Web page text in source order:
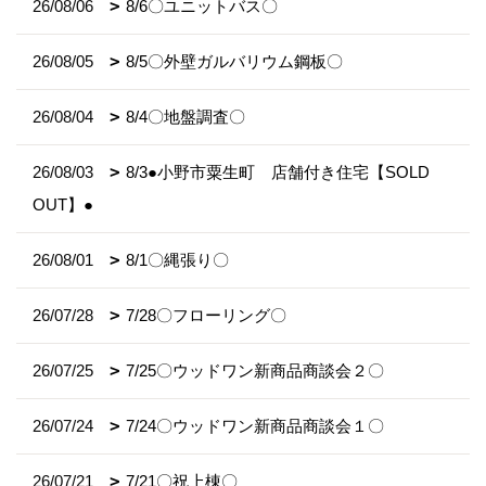
26/08/06 8/6〇ユニットバス〇
26/08/05 8/5〇外壁ガルバリウム鋼板〇
26/08/04 8/4〇地盤調査〇
26/08/03
8/3●小野市粟生町 店舗付き住宅【SOLD
OUT】●
26/08/01 8/1〇縄張り〇
26/07/28 7/28〇フローリング〇
26/07/25 7/25〇ウッドワン新商品商談会２〇
26/07/24 7/24〇ウッドワン新商品商談会１〇
26/07/21 7/21〇祝上棟〇